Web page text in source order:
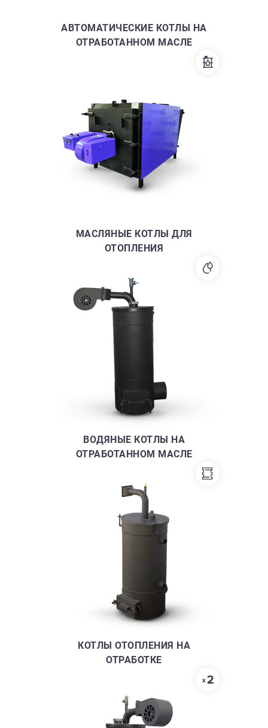
АВТОМАТИЧЕСКИЕ КОТЛЫ НА
ОТРАБОТАННОМ МАСЛЕ
МАСЛЯНЫЕ КОТЛЫ ДЛЯ
ОТОПЛЕНИЯ
ВОДЯНЫЕ КОТЛЫ НА
ОТРАБОТАННОМ МАСЛЕ
КОТЛЫ ОТОПЛЕНИЯ НА
ОТРАБОТКЕ